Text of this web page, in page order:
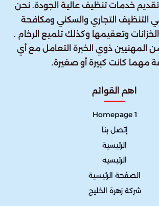
خدمات تنظيف عالية الجودة. نحن
التجاري والسكني ومكافحة
وتعقيمها وكذلك تلميع الرخام .
المهنيين ذوي الخبرة التعامل مع أي
مهما كانت كبيرة أو صغيرة.
اهم القوائم
Homepage 1
إتصل بنا
الرئيسية
الرئيسيه
الصفحة الرئيسية
شركة زهرة الخليج